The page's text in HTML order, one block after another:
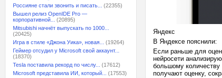
Россияне стали звонить и писать...
(22355)
Вышел релиз OpenIDE Pro —
корпоративной...
(20895)
Mitsubishi начнёт выпускать по 1000...
(20425)
Игра в стиле «Джона Уика», новая...
(19264)
Геймер отсудил у Microsoft свой аккаунт...
(18370)
Tesla поставила рекорд по числу...
(17612)
Microsoft представила ИИ, который...
(17553)
Яндекс
В Яндексе пояснили:
Если раньше для
нейросети
большому количеству
получают оценку,